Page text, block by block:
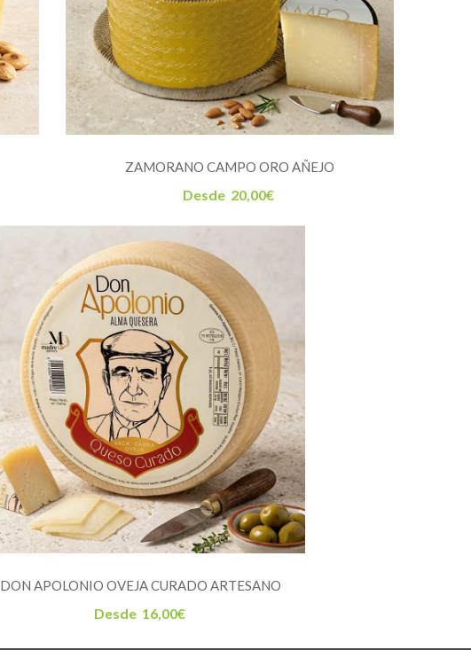
ZAMORANO CAMPO ORO AÑEJO
Desde 20,00€
DON APOLONIO OVEJA CURADO ARTESANO
Desde 16,00€